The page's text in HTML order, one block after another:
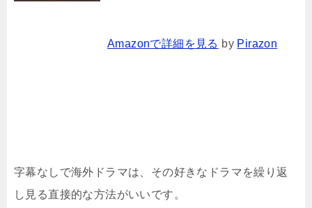
Amazonで詳細を見る by Pirazon
字幕なしで海外ドラマは、その好きなドラマを繰り返
し見る直接的な方法がいいです。